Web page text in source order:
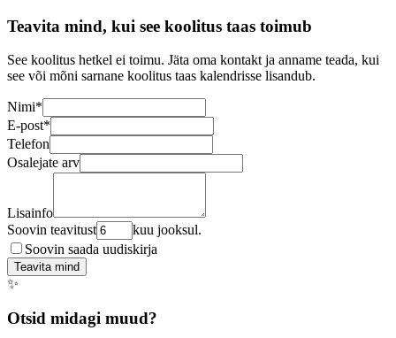
Teavita mind, kui see koolitus taas toimub
See koolitus hetkel ei toimu. Jäta oma kontakt ja anname teada, kui
see või mõni sarnane koolitus taas kalendrisse lisandub.
Nimi*
E-post*
Telefon
Osalejate arv
Lisainfo
Soovin teavitust
kuu jooksul.
Soovin saada uudiskirja
Teavita mind
✨
Otsid midagi muud?